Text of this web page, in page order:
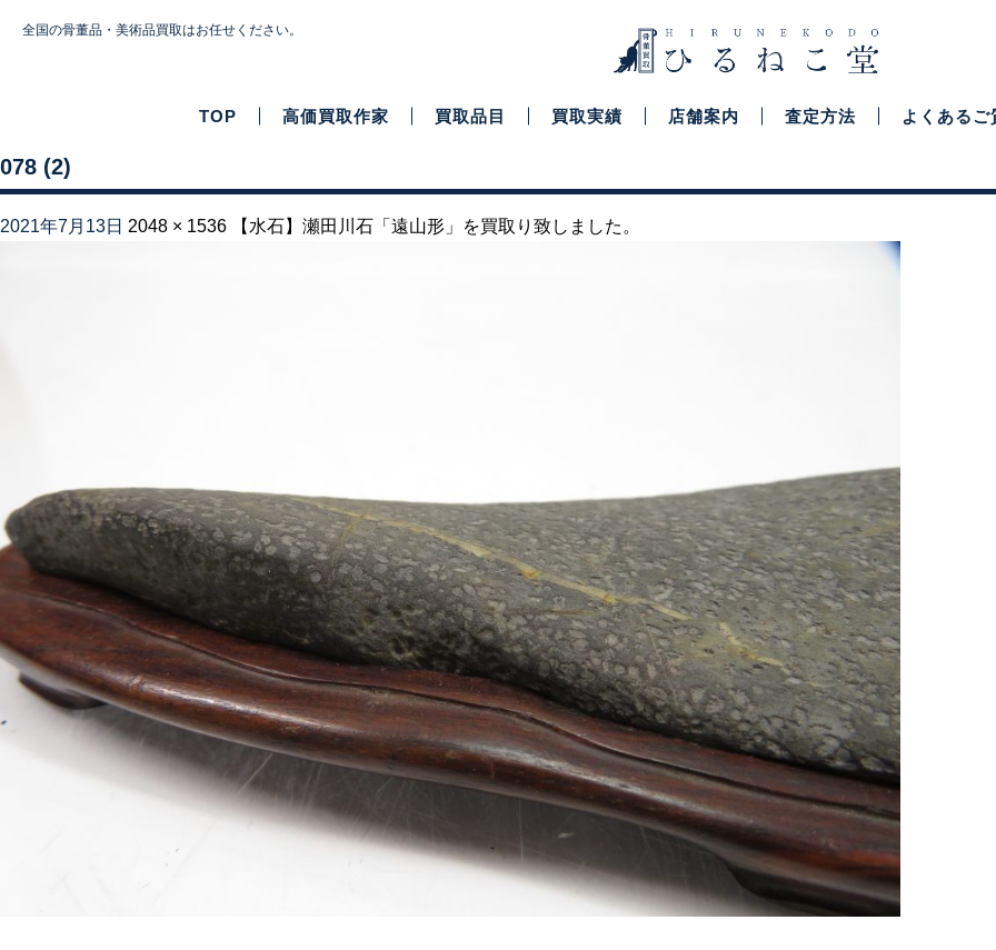
全国の骨董品・美術品買取はお任せください。
TOP 高価買取作家 買取品目 買取実績 店舗案内 査定方法 よくあるご
078 (2)
2021年7月13日 2048 × 1536 【水石】瀬田川石「遠山形」を買取り致しました。